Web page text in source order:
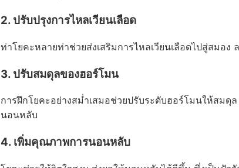
2. ปรับปรุงการไหลเวียนเลือด
ท่าโยคะหลายท่าช่วยส่งเสริมการไหลเวียนเลือดไปสู่สมอง
3. ปรับสมดุลของฮอร์โมน
การฝึกโยคะอย่างสม่ำเสมอช่วยปรับระดับฮอร์โมนให้สมดุ
นอนหลับ
4. เพิ่มคุณภาพการนอนหลับ